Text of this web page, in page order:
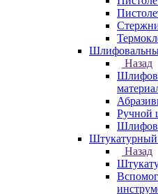
Назад
Ручной
Штукатурный
Назад